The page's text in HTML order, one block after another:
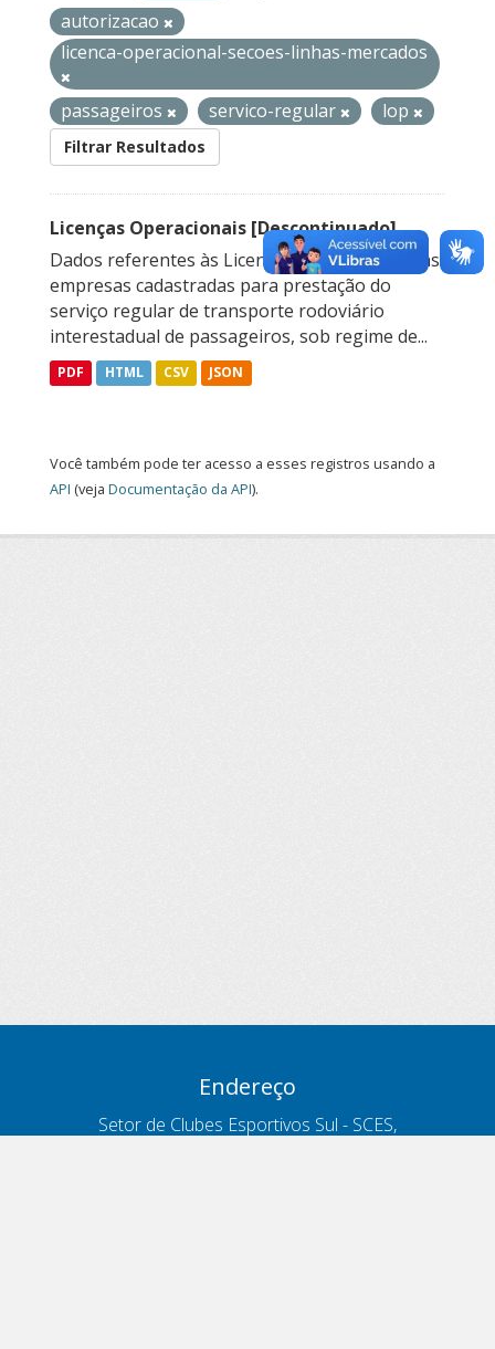
autorizacao
licenca-operacional-secoes-linhas-mercados
passageiros servico-regular lop
Filtrar Resultados
Licenças Operacionais [Descontinuado]
Dados referentes às Licenças Operacionais das
empresas cadastradas para prestação do
serviço regular de transporte rodoviário
interestadual de passageiros, sob regime de...
PDF HTML CSV JSON
Você também pode ter acesso a esses registros usando a
API (veja Documentação da API).
Endereço
Setor de Clubes Esportivos Sul - SCES,